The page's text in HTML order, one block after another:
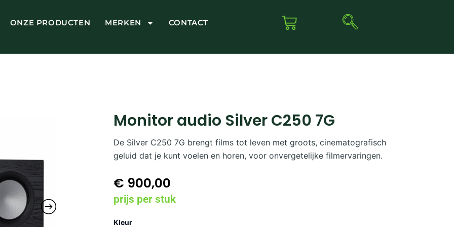
ONZE PRODUCTEN MERKEN CONTACT
Monitor audio Silver C250 7G
De Silver C250 7G brengt films tot leven met groots, cinematografisch
geluid dat je kunt voelen en horen, voor onvergetelijke filmervaringen.
€ 900,00
prijs per stuk
Kleur
Monitor